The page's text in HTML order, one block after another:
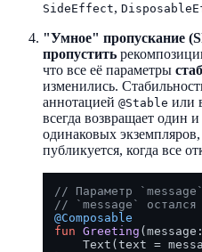
SideEffect,
"Умное" пропускание
пропустить
что все её параметры
изменились.
аннотацией @Stable или
всегда возвращает один
одинаковых
публикуется, когда все
// Параметр
// `message` остался
@Composable
fun Greeting
Text(text =